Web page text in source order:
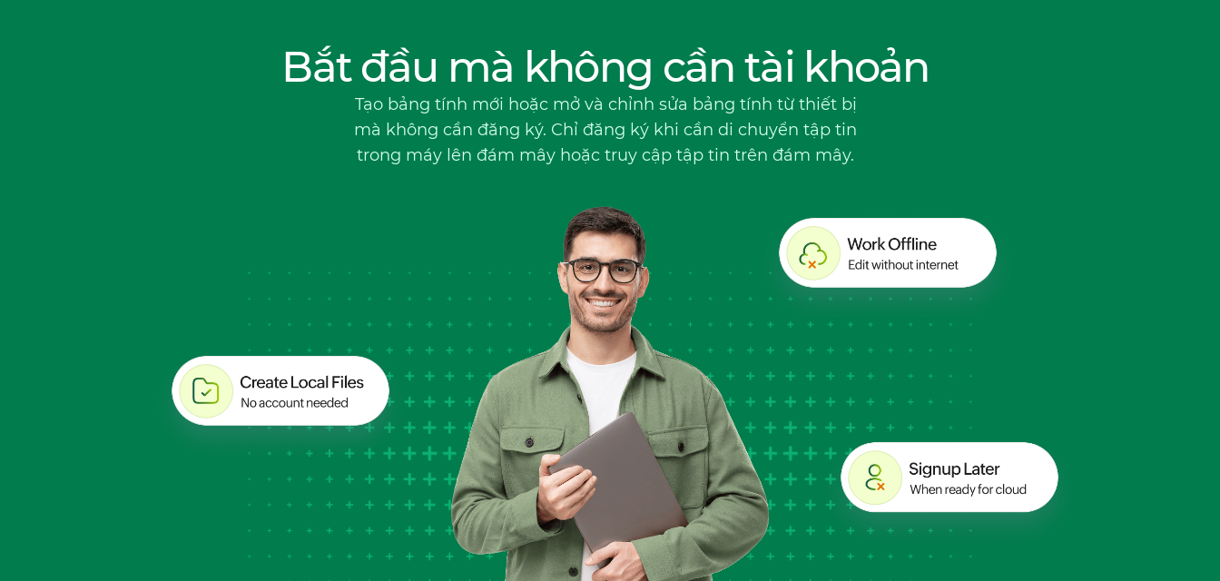
Bắt đầu mà không cần tài khoản
Tạo bảng tính mới hoặc mở và chỉnh sửa bảng tính từ thiết bị
mà không cần đăng ký. Chỉ đăng ký khi cần di chuyển tập tin
trong máy lên đám mây hoặc truy cập tập tin trên đám mây.